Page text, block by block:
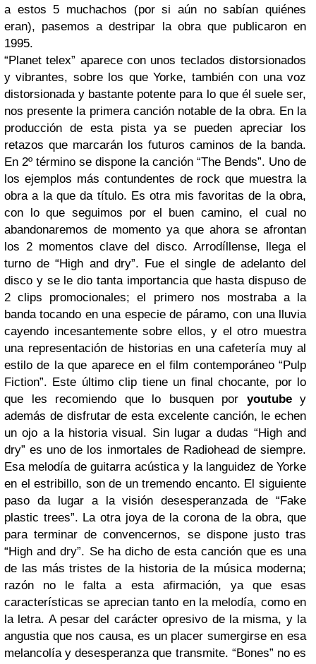
a estos 5 muchachos (por si aún no sabían quiénes
eran), pasemos a destripar la obra que publicaron en
1995.
“Planet telex” aparece con unos teclados distorsionados
y vibrantes, sobre los que Yorke, también con una voz
distorsionada y bastante potente para lo que él suele ser,
nos presente la primera canción notable de la obra. En la
producción de esta pista ya se pueden apreciar los
retazos que marcarán los futuros caminos de la banda.
En 2º término se dispone la canción “The Bends”. Uno de
los ejemplos más contundentes de rock que muestra la
obra a la que da título. Es otra mis favoritas de la obra,
con lo que seguimos por el buen camino, el cual no
abandonaremos de momento ya que ahora se afrontan
los 2 momentos clave del disco. Arrodíllense, llega el
turno de “High and dry”. Fue el single de adelanto del
disco y se le dio tanta importancia que hasta dispuso de
2 clips promocionales; el primero nos mostraba a la
banda tocando en una especie de páramo, con una lluvia
cayendo incesantemente sobre ellos, y el otro muestra
una representación de historias en una cafetería muy al
estilo de la que aparece en el film contemporáneo “Pulp
Fiction”. Este último clip tiene un final chocante, por lo
que les recomiendo que lo busquen por youtubey
además de disfrutar de esta excelente canción, le echen
un ojo a la historia visual. Sin lugar a dudas “High and
dry” es uno de los inmortales de Radiohead de siempre.
Esa melodía de guitarra acústica y la languidez de Yorke
en el estribillo, son de un tremendo encanto. El siguiente
paso da lugar a la visión desesperanzada de “Fake
plastic trees”. La otra joya de la corona de la obra, que
para terminar de convencernos, se dispone justo tras
“High and dry”. Se ha dicho de esta canción que es una
de las más tristes de la historia de la música moderna;
razón no le falta a esta afirmación, ya que esas
características se aprecian tanto en la melodía, como en
la letra. A pesar del carácter opresivo de la misma, y la
angustia que nos causa, es un placer sumergirse en esa
melancolía y desesperanza que transmite. “Bones” no es